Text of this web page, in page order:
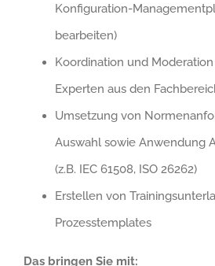
Konfiguration-
bearbeiten)
Koordination und
Experten aus den
Umsetzung von
Auswahl sowie Anwendung
(z.B. IEC 61508, ISO 26262)
Erstellen von
Prozesstemplates
Das bringen Sie mit: